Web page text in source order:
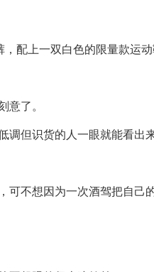
配上一双白色的限量款运动
了。
但识货的人一眼就能看出来
不想因为一次酒驾把自己的